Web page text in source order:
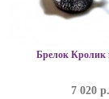
Брелок Кролик
7 020 р.